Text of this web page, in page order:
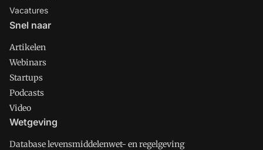
Vacatures
Snel naar
Artikelen
Webinars
Startups
Podcasts
Video
Wetgeving
Database levensmiddelenwet- en regelgeving